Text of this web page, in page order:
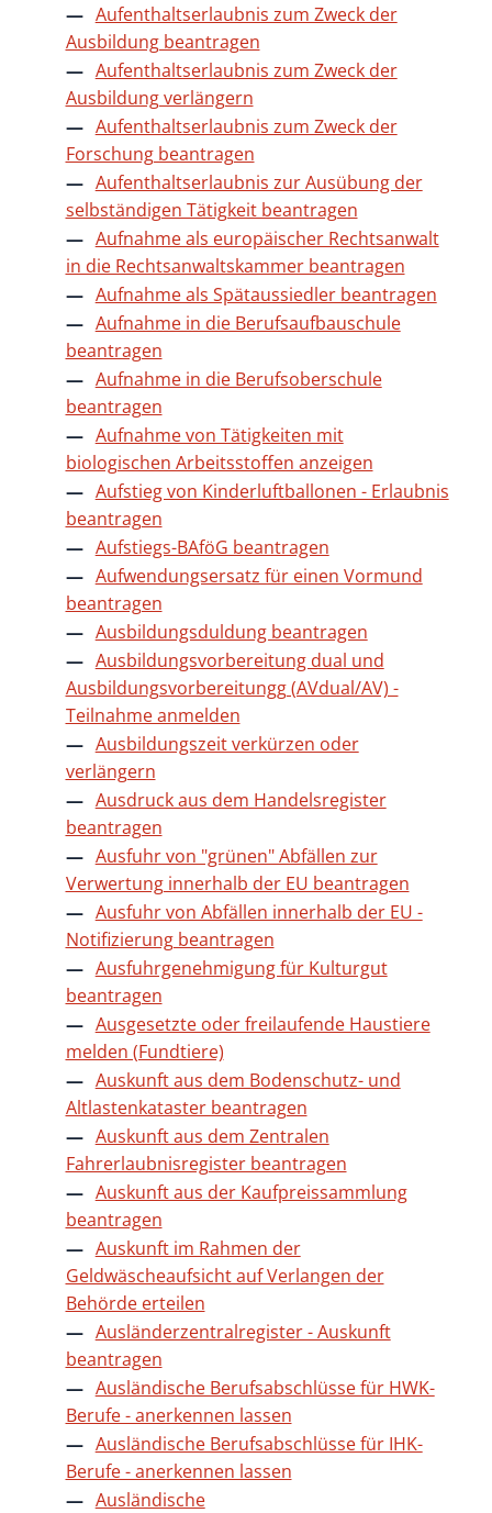
Aufenthaltserlaubnis zum Zweck der
Ausbildung beantragen
Aufenthaltserlaubnis zum Zweck der
Ausbildung verlängern
Aufenthaltserlaubnis zum Zweck der
Forschung beantragen
Aufenthaltserlaubnis zur Ausübung der
selbständigen Tätigkeit beantragen
Aufnahme als europäischer Rechtsanwalt
in die Rechtsanwaltskammer beantragen
Aufnahme als Spätaussiedler beantragen
Aufnahme in die Berufsaufbauschule
beantragen
Aufnahme in die Berufsoberschule
beantragen
Aufnahme von Tätigkeiten mit
biologischen Arbeitsstoffen anzeigen
Aufstieg von Kinderluftballonen - Erlaubnis
beantragen
Aufstiegs-BAföG beantragen
Aufwendungsersatz für einen Vormund
beantragen
Ausbildungsduldung beantragen
Ausbildungsvorbereitung dual und
Ausbildungsvorbereitungg (AVdual/AV) -
Teilnahme anmelden
Ausbildungszeit verkürzen oder
verlängern
Ausdruck aus dem Handelsregister
beantragen
Ausfuhr von "grünen" Abfällen zur
Verwertung innerhalb der EU beantragen
Ausfuhr von Abfällen innerhalb der EU -
Notifizierung beantragen
Ausfuhrgenehmigung für Kulturgut
beantragen
Ausgesetzte oder freilaufende Haustiere
melden (Fundtiere)
Auskunft aus dem Bodenschutz- und
Altlastenkataster beantragen
Auskunft aus dem Zentralen
Fahrerlaubnisregister beantragen
Auskunft aus der Kaufpreissammlung
beantragen
Auskunft im Rahmen der
Geldwäscheaufsicht auf Verlangen der
Behörde erteilen
Ausländerzentralregister - Auskunft
beantragen
Ausländische Berufsabschlüsse für HWK-
Berufe - anerkennen lassen
Ausländische Berufsabschlüsse für IHK-
Berufe - anerkennen lassen
Ausländische